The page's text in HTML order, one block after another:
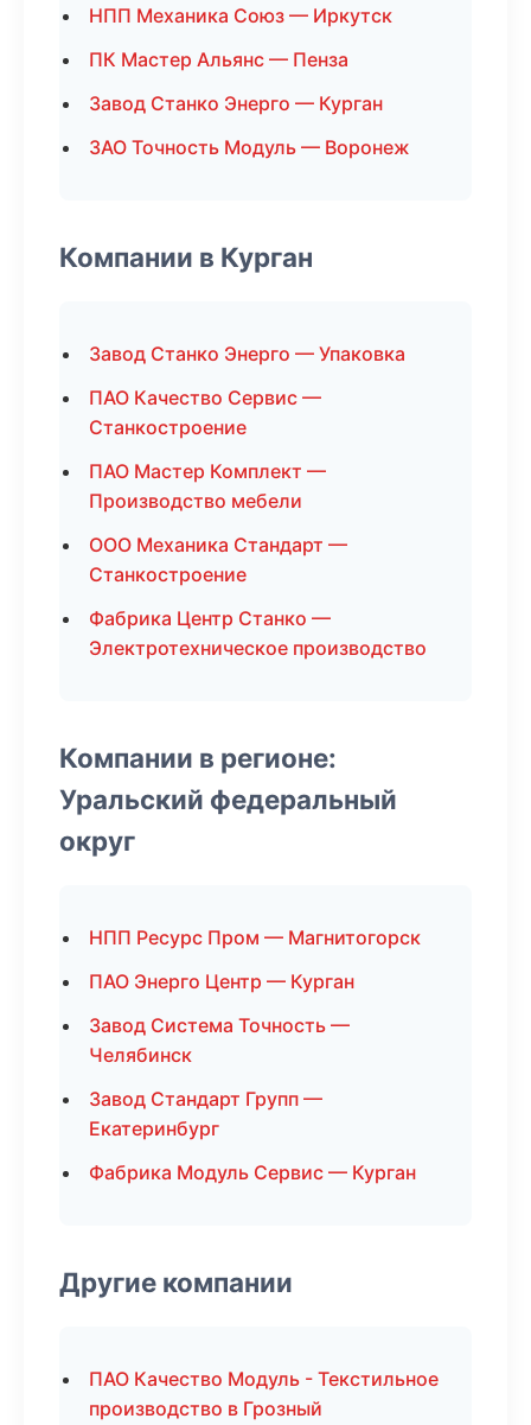
НПП Механика Союз — Иркутск
ПК Мастер Альянс — Пенза
Завод Станко Энерго — Курган
ЗАО Точность Модуль — Воронеж
Компании в Курган
Завод Станко Энерго — Упаковка
ПАО Качество Сервис —
Станкостроение
ПАО Мастер Комплект —
Производство мебели
ООО Механика Стандарт —
Станкостроение
Фабрика Центр Станко —
Электротехническое производство
Компании в регионе:
Уральский федеральный
округ
НПП Ресурс Пром — Магнитогорск
ПАО Энерго Центр — Курган
Завод Система Точность —
Челябинск
Завод Стандарт Групп —
Екатеринбург
Фабрика Модуль Сервис — Курган
Другие компании
ПАО Качество Модуль - Текстильное
производство в Грозный